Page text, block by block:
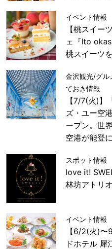
イベント情報
【桃スイー
ェ『Ito
桃スイーツを
金沢観光/グル
ておき情報
【7/7(火)】
ズ・ユー空
ープン。世
空港が能登に
スポット情報
love it!
林坊アトリ
イベント情報
【6/2(火)
ドホテル 犀